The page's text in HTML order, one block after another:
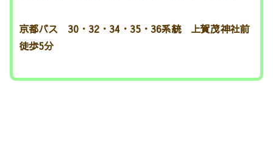
京都バス 30・32・34・35・36系統 上賀茂神社前
徒歩5分